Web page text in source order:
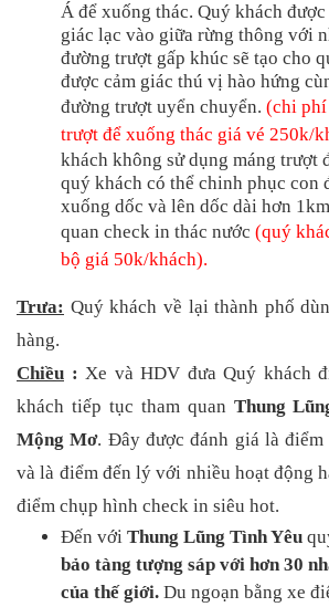
Á để xuống thác. Quý khách
giác lạc vào giữa rừng thông với
đường trượt gấp khúc sẽ tạo cho
được cảm giác thú vị hào hứng
đường trượt uyển chuyển. (chi phí
trượt để xuống thác giá vé 250k/
khách không sử dụng máng trượt
quý khách có thể chinh phục con
xuống dốc và lên dốc dài hơn
quan check in thác nước (quý
bộ giá 50k/khách).
Trưa: Quý khách về lại thành phố
hàng.
Chiều : Xe và HDV đưa Quý khách
khách tiếp tục tham quan Thung
Mộng Mơ. Đây được đánh giá là
và là điểm đến lý với nhiều hoạt động
điểm chụp hình check in siêu hot.
Đến với Thung Lũng Tình Yêu
bảo tàng tượng sáp với hơn 30
của thế giới. Du ngoạn bằng xe